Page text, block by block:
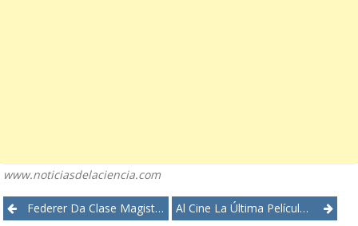
www.noticiasdelaciencia.com
PostFederer Da Clase Magistral Al Derrotar A Kyrgios Al Cine La Última Película De Orson Welles